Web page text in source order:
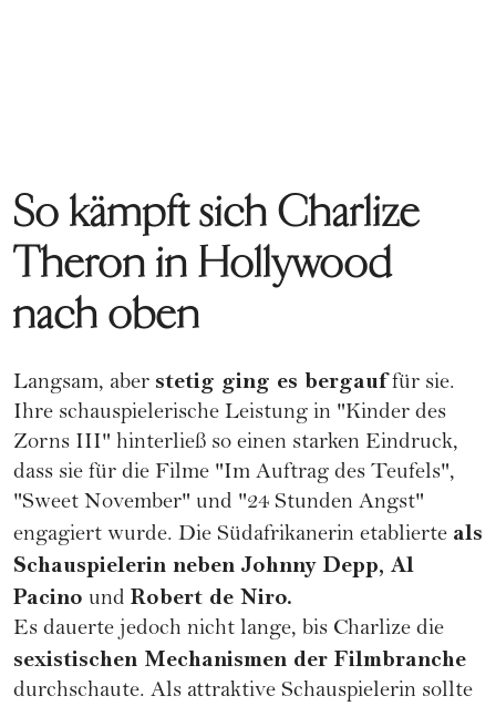
So kämpft sich Charlize
Theron in Hollywood
nach oben
Langsam, aber stetig ging es bergauf für sie.
Ihre schauspielerische Leistung in "Kinder des
Zorns III" hinterließ so einen starken Eindruck,
dass sie für die Filme "Im Auftrag des Teufels",
"Sweet November" und "24 Stunden Angst"
engagiert wurde. Die Südafrikanerin etablierte als
Schauspielerin neben Johnny Depp, Al
Pacino und Robert de Niro.
Es dauerte jedoch nicht lange, bis Charlize die
sexistischen Mechanismen der Filmbranche
durchschaute. Als attraktive Schauspielerin sollte